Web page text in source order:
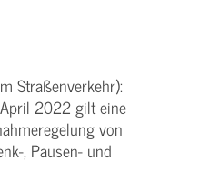
Straßenverkehr):
2022 gilt eine
von
, Pausen- und